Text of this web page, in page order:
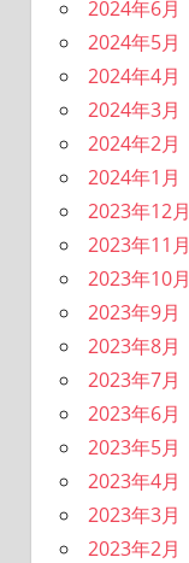
2024年6月
2024年5月
2024年4月
2024年3月
2024年2月
2024年1月
2023年12月
2023年11月
2023年10月
2023年9月
2023年8月
2023年7月
2023年6月
2023年5月
2023年4月
2023年3月
2023年2月